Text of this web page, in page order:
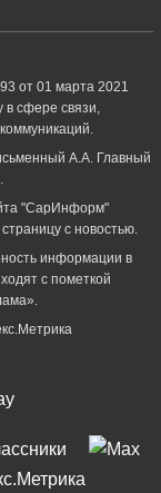
от 01 марта 2021
сфере связи,
А.А. Главный
"СарИнформ"
с новостью.
информации в
с пометкой